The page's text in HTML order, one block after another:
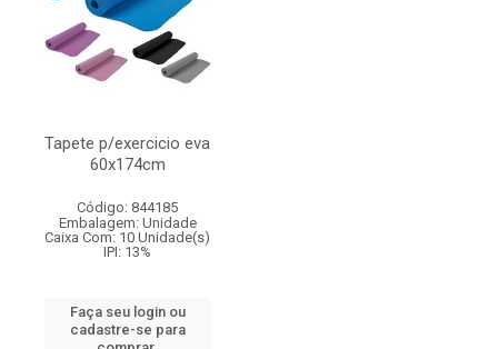
Tapete p/exercicio eva
60x174cm
Código: 844185
Embalagem: Unidade
Caixa Com: 10 Unidade(s)
IPI: 13%
Faça seu login ou
cadastre-se para